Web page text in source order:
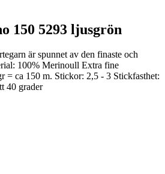
150 5293 ljusgrön
är spunnet av den finaste och
100% Merinoull Extra fine
= ca 150 m. Stickor: 2,5 - 3 Stickfasthet:
40 grader